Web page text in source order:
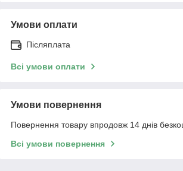
Умови оплати
Післяплата
Всі умови оплати
Умови повернення
Повернення товару впродовж 14 днів
Всі умови повернення